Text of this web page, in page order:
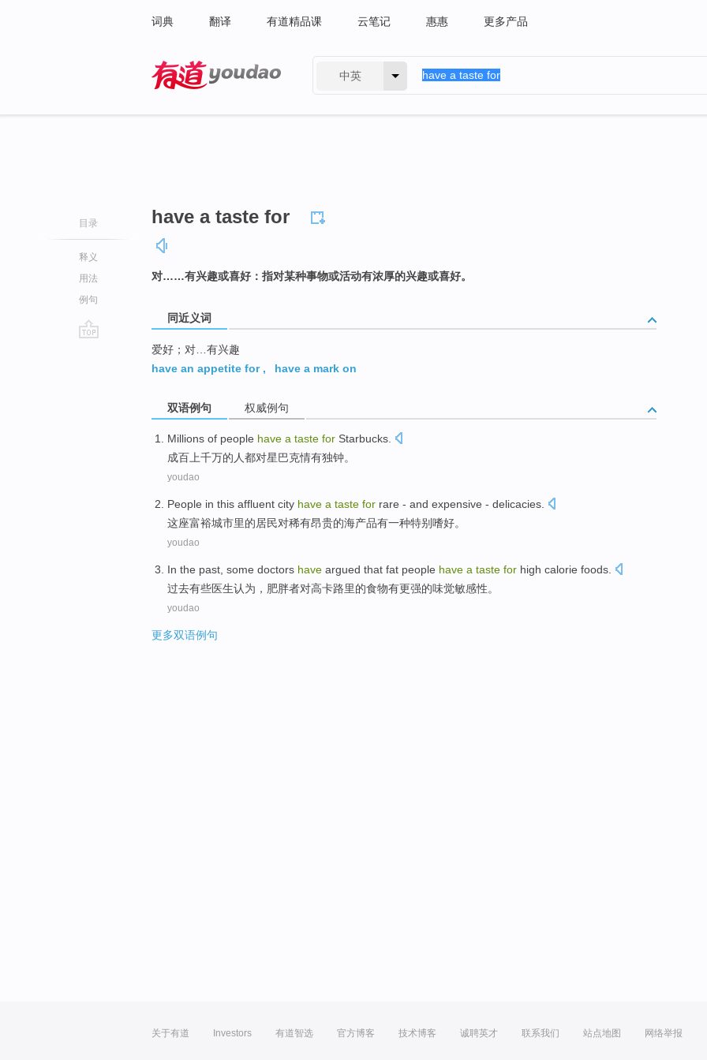
词典 翻译 有道精品课 云笔记 惠惠 更多产品
中英
目录
释义
用法
例句
have a taste for
对……有兴趣或喜好：指对某种事物或活动有浓厚的兴趣或喜好。
同近义词
爱好；对…有兴趣
have an appetite for, have a mark on
双语例句 权威例句
Millions of people have a taste for Starbucks.
成百上千万的人都对星巴克情有独钟。
youdao
People in this affluent city have a taste for rare - and expensive - delicacies
这座富裕城市里的居民对稀有昂贵的海产品有一种特别嗜好。
youdao
In the past some doctors have argued that fat people have a taste for high calorie foods
过去有些医生认为 ， 肥胖者对高卡路里的食物有更强的味觉敏感性。
youdao
更多双语例句
关于有道 Investors 有道智选 官方博客 技术博客 诚聘英才 联系我们 站点地图 网络举报